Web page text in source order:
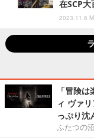
在SCP
2023.11.6
「冒険
ィ ヴァ
っぷり沈
ふたつの